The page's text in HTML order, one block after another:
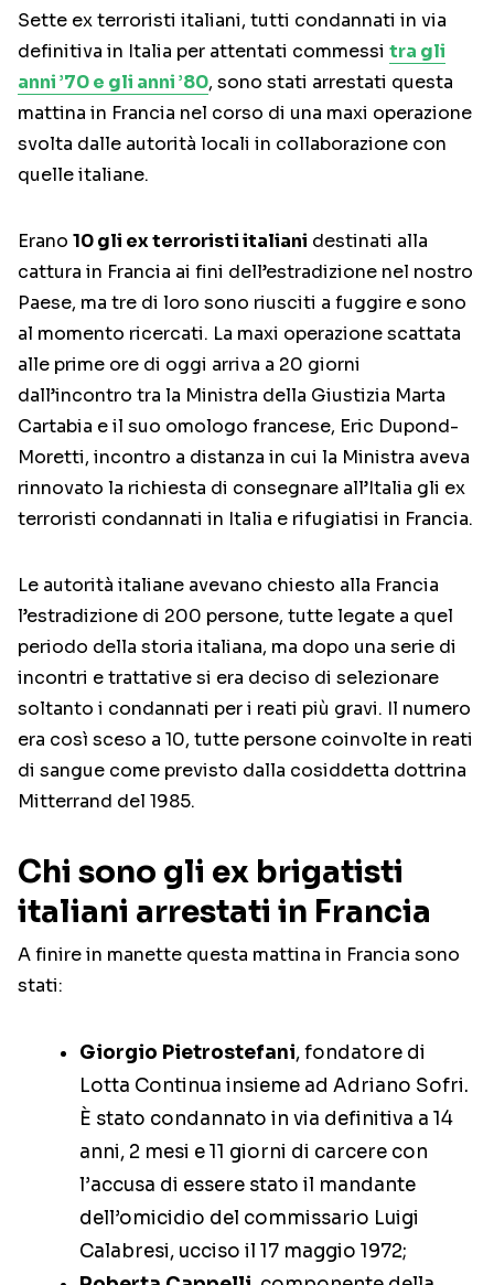
Sette ex terroristi italiani, tutti condannati in via
definitiva in Italia per attentati commessi tra gli
anni ’70 e gli anni ’80, sono stati arrestati questa
mattina in Francia nel corso di una maxi operazione
svolta dalle autorità locali in collaborazione con
quelle italiane.
Erano 10 gli ex terroristi italiani destinati alla
cattura in Francia ai fini dell’estradizione nel nostro
Paese, ma tre di loro sono riusciti a fuggire e sono
al momento ricercati. La maxi operazione scattata
alle prime ore di oggi arriva a 20 giorni
dall’incontro tra la Ministra della Giustizia Marta
Cartabia e il suo omologo francese, Eric Dupond-
Moretti, incontro a distanza in cui la Ministra aveva
rinnovato la richiesta di consegnare all’Italia gli ex
terroristi condannati in Italia e rifugiatisi in Francia.
Le autorità italiane avevano chiesto alla Francia
l’estradizione di 200 persone, tutte legate a quel
periodo della storia italiana, ma dopo una serie di
incontri e trattative si era deciso di selezionare
soltanto i condannati per i reati più gravi. Il numero
era così sceso a 10, tutte persone coinvolte in reati
di sangue come previsto dalla cosiddetta dottrina
Mitterrand del 1985.
Chi sono gli ex brigatisti
italiani arrestati in Francia
A finire in manette questa mattina in Francia sono
stati:
Giorgio Pietrostefani, fondatore di
Lotta Continua insieme ad Adriano Sofri.
È stato condannato in via definitiva a 14
anni, 2 mesi e 11 giorni di carcere con
l’accusa di essere stato il mandante
dell’omicidio del commissario Luigi
Calabresi, ucciso il 17 maggio 1972;